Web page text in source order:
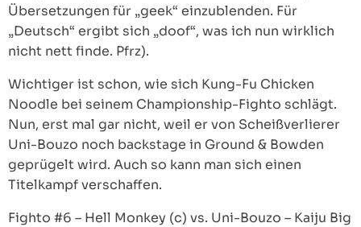
Übersetzungen für „geek“ einzublenden. Für
„Deutsch“ ergibt sich „doof“, was ich nun wirklich
nicht nett finde. Pfrz).
Wichtiger ist schon, wie sich Kung-Fu Chicken
Noodle bei seinem Championship-Fighto schlägt.
Nun, erst mal gar nicht, weil er von Scheißverlierer
Uni-Bouzo noch backstage in Ground & Bowden
geprügelt wird. Auch so kann man sich einen
Titelkampf verschaffen.
Fighto #6 – Hell Monkey (c) vs. Uni-Bouzo – Kaiju Big